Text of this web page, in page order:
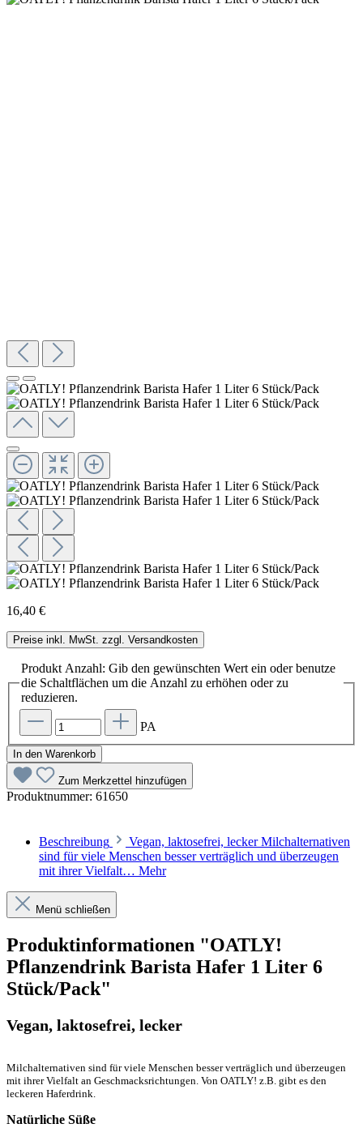
16,40 €
Preise inkl. MwSt. zzgl. Versandkosten
Produkt Anzahl: Gib den gewünschten Wert ein oder benutze
die Schaltflächen um die Anzahl zu erhöhen oder zu
reduzieren.
PA
In den Warenkorb
Zum Merkzettel hinzufügen
Produktnummer: 61650
Beschreibung
Vegan, laktosefrei, lecker Milchalternativen
sind für viele Menschen besser verträglich und überzeugen
mit ihrer Vielfalt… Mehr
Menü schließen
Produktinformationen "OATLY!
Pflanzendrink Barista Hafer 1 Liter 6
Stück/Pack"
Vegan, laktosefrei, lecker
Milchalternativen sind für viele Menschen besser verträglich und überzeugen
mit ihrer Vielfalt an Geschmacksrichtungen. Von OATLY! z.B. gibt es den
leckeren Haferdrink.
Natürliche Süße